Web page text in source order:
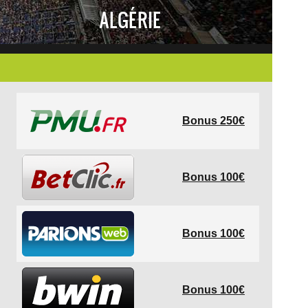
ALGÉRIE
Bonus 250€
Bonus 100€
Bonus 100€
Bonus 100€